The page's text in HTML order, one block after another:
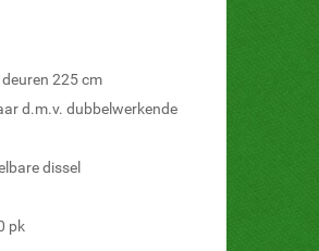
225 cm
d.m.v. dubbelwerkende
dissel
pk